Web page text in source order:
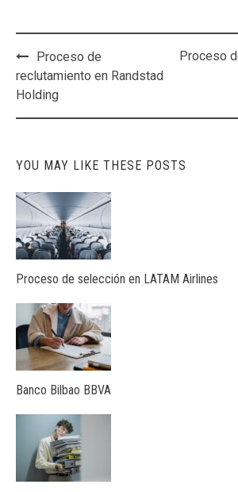
Post
navigation
Proceso de
reclutamiento en Randstad
Holding
Proceso
YOU MAY LIKE THESE POSTS
Proceso de selección en LATAM Airlines
Banco Bilbao BBVA